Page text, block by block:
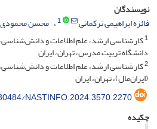
نویسندگان
فائزه ابراهیمی ترکمانی
1 محسن محمودی
1کارشناسی ارشد، علم اطلاعات و دانش‌شناسی،
دانشگاه تربیت مدرس، تهران، ایران
2کارشناسی ارشد، علم اطلاعات و
(ایران‌مال)، تهران، ایران
NASTINFO.2024.3570.2270
چکیده